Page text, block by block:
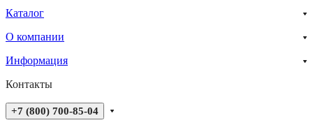
Каталог
О компании
Информация
Контакты
+7 (800) 700-85-04